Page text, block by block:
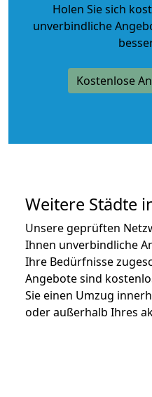
Holen Sie sich
unverbindliche
Kostenlose
Weitere Städte
Unsere geprüften
Ihnen unverbindliche
Ihre Bedürfnisse
Angebote sind
Sie einen Umzug
oder außerhalb Ihres